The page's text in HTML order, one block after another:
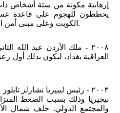
إرهابية مكونة من ستة أشخاص
يخططون للهجوم على قاعدة
الكويت وعلى مبنى أمن الدولة وأماكن حساسة أخرى.
٢٠٠٨ - ملك الأردن عبد الله
العراقية بغداد، ليكون بذلك أول
٢٠٠٣ - رئيس ليبيريا تشارلز
نيجيريا وذلك بسبب الضغط
والمجتمع الدولي. حلف شمال